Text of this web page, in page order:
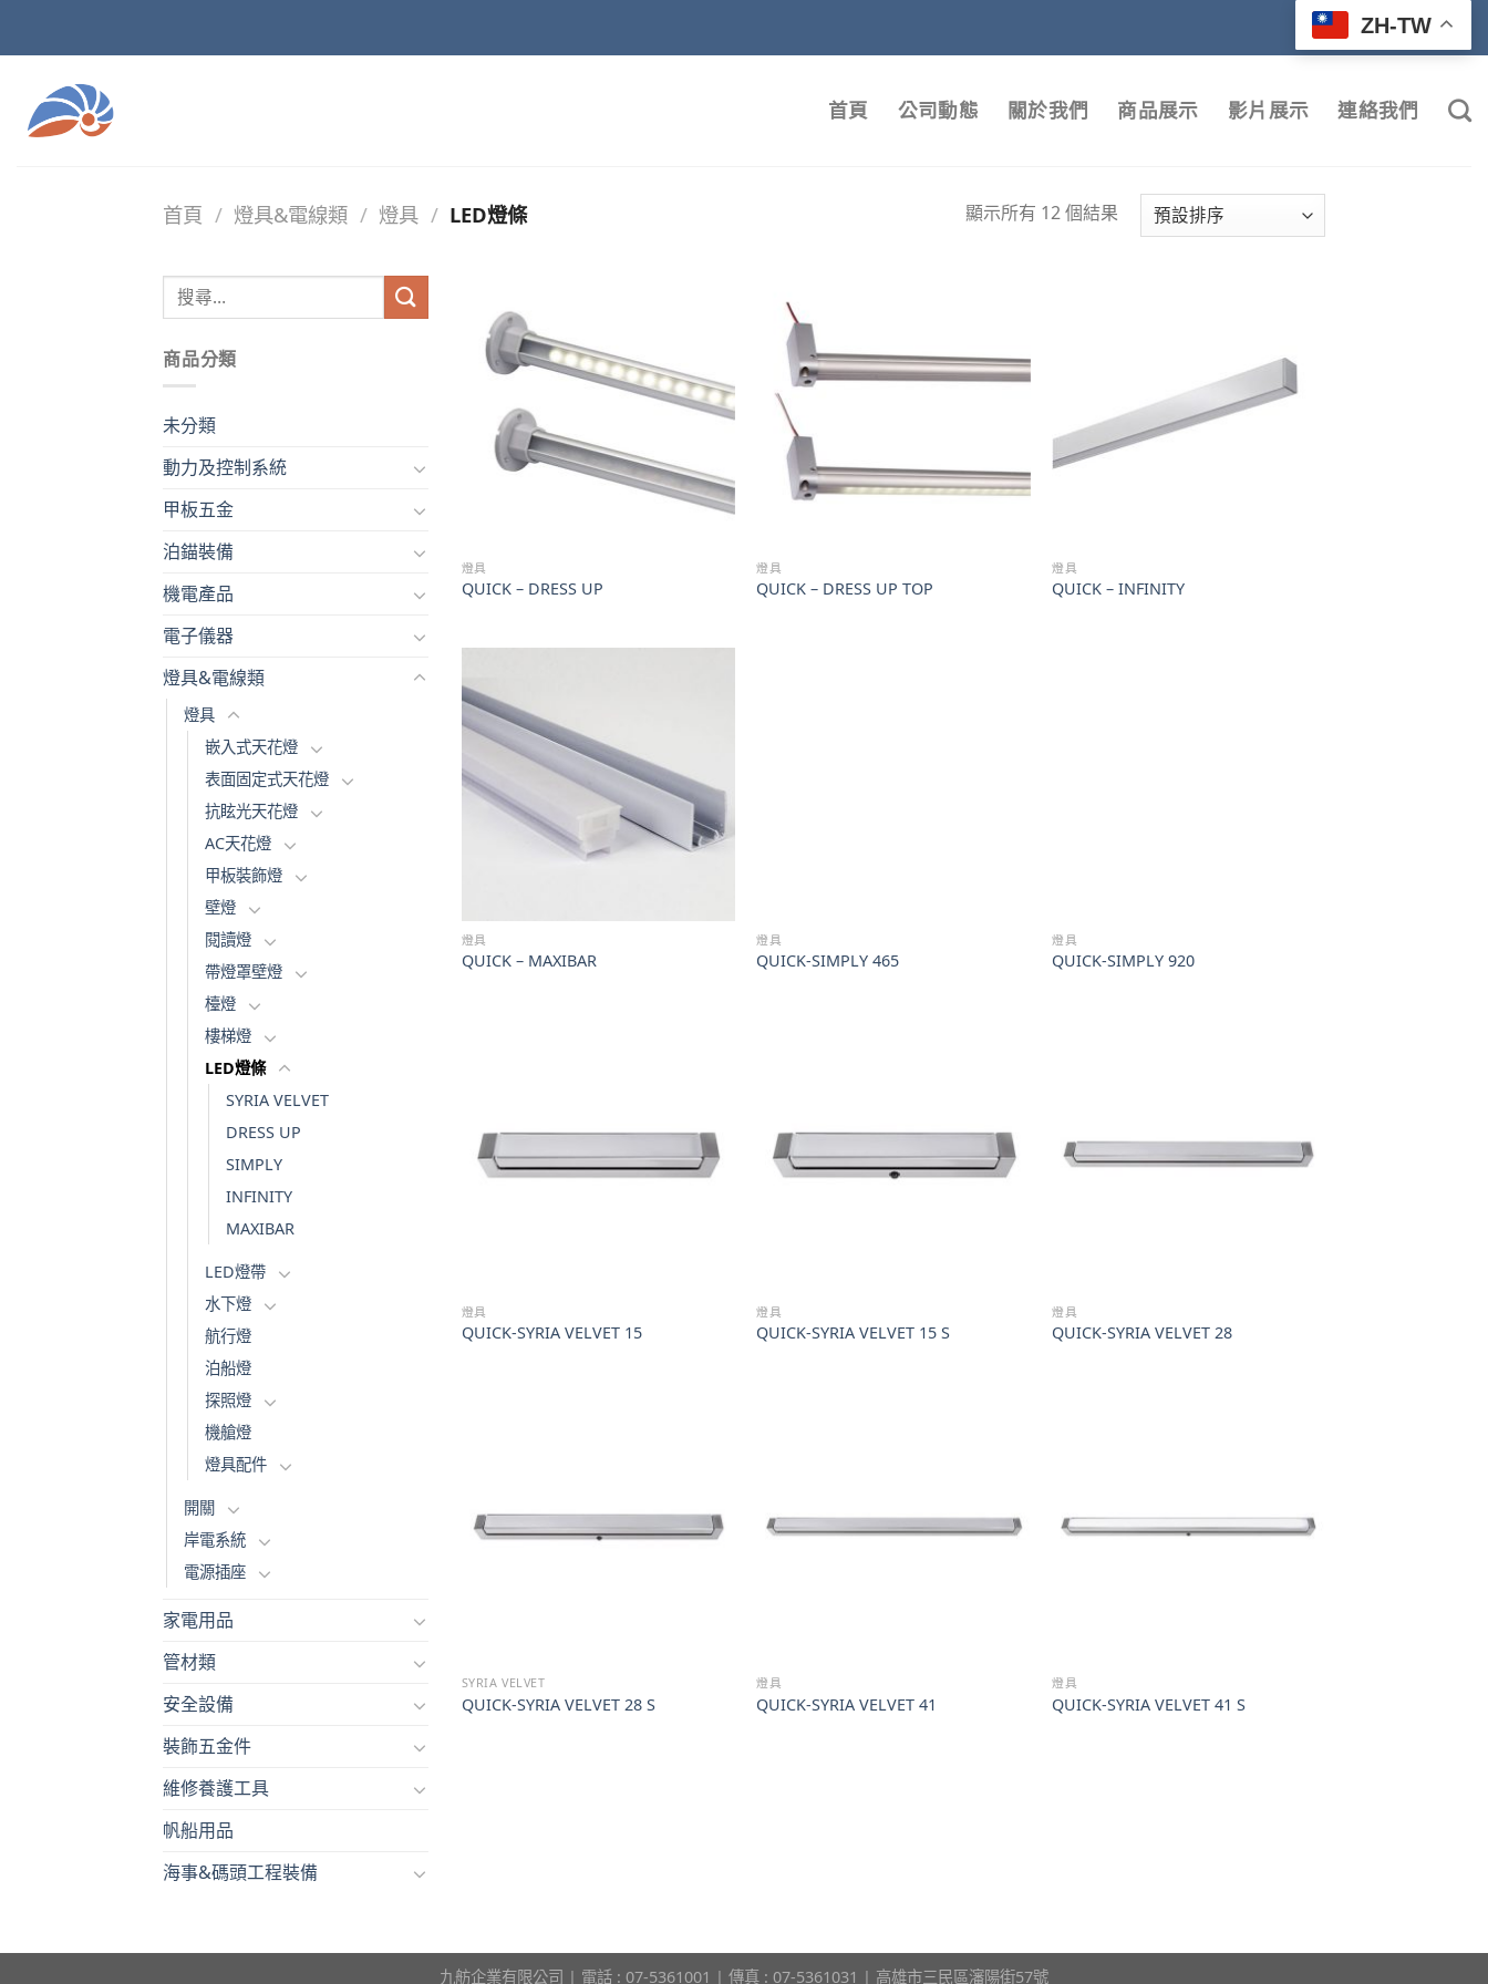
ZH-TW
首頁 公司動態 關於我們 商品展示 影片展示 連絡我們
首頁 / 燈具&電線類 / 燈具 / LED燈條 顯示所有 12 個結果
商品分類
未分類
動力及控制系統
甲板五金
泊錨裝備
機電產品
電子儀器
燈具&電線類
燈具
嵌入式天花燈
表面固定式天花燈
抗眩光天花燈
AC天花燈
甲板裝飾燈
壁燈
閱讀燈
帶燈罩壁燈
檯燈
樓梯燈
LED燈條
SYRIA VELVET
DRESS UP
SIMPLY
INFINITY
MAXIBAR
LED燈帶
水下燈
航行燈
泊船燈
探照燈
機艙燈
燈具配件
開關
岸電系統
電源插座
家電用品
管材類
安全設備
裝飾五金件
維修養護工具
帆船用品
海事&碼頭工程裝備
燈具
QUICK – DRESS UP
燈具
QUICK – DRESS UP TOP
燈具
QUICK – INFINITY
燈具
QUICK – MAXIBAR
燈具
QUICK-SIMPLY 465
燈具
QUICK-SIMPLY 920
燈具
QUICK-SYRIA VELVET 15
燈具
QUICK-SYRIA VELVET 15 S
燈具
QUICK-SYRIA VELVET 28
SYRIA VELVET
QUICK-SYRIA VELVET 28 S
燈具
QUICK-SYRIA VELVET 41
燈具
QUICK-SYRIA VELVET 41 S
九舫企業有限公司 | 電話 : 07-5361001 | 傳真 : 07-5361031 | 高雄市三民區瀋陽街57號